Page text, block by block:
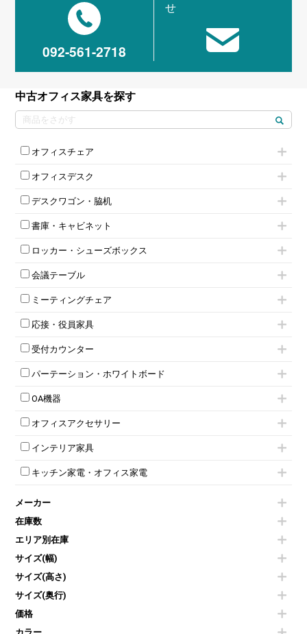
092-561-2718
せ
中古オフィス家具を探す
オフィスチェア
肘無しチェア
役員チェア
オフィスチェアその他
オフィスデスク
フリーアドレスデスク（ベンチデスク）
昇降デスク
両袖机
デスクワゴン・脇机
インワゴン2段
インワゴン3段
脇机
書庫・キャビネット
ハイキャビネット
ローキャビネット
両開きキャビネット
上下連結キャビネット
軽量ラック（スチールラック）
収納家具その他
両開書庫
ラテラル書庫
ロッカー・シューズボックス
1人用ロッカー
2人用ロッカー
3人用ロッカー
5人用ロッカー
8人用ロッカー
多人数ロッカー
ダイヤル錠ロッカー
ダイヤル錠ロッカー
ワードローブ・クローゼット
会議テーブル
スタッキングテーブル
ネスティングテーブル
カウンターテーブル
T字脚テーブル
会議テーブルW1200～
会議テーブルW1800～
平行スタックテーブル
会議テーブルその他
ミーティングチェア
キャスター付きミーティングチェア
スタッキングミーティングチェア
テーブル付きミーティングチェア
折りたたみミーティングチェア
ハイチェア
ミーティングチェアその他
応接・役員家具
応接セット
応接ソファ
応接チェア
応接・役員家具その他
受付カウンター
ローカウンター
ラウンジカウンター
パーテーション・ホワイトボード
パーテーション
自立タイプパーテーション
パーテーションその他
壁掛けホワイトボード
ホワイトボードその他
OA機器
電話機（ビジネスフォン）
シュレッダー
スクリーン
その他OA機器
オフィスアクセサリー
チェア用台車
演台・講演台・演説台
防音パネル
コートハンガー・ポールハンガー
傘立て
食器棚・キッチンキャビネット
カタログスタンド
オフィスアクセサリーその他
インテリア家具
モールドチェア
ダイニングチェア
カウンターテーブル
センターテーブル・サイドテーブル
ベンチ・スツール
ソファ
シェルフ
ダストボックス（ゴミ箱）
インテリア家具その他
キッチン家電・オフィス家電
冷蔵庫・洗濯機
空気清浄機・加湿器
液晶テレビ・モニター類
エアコン
掃除機
季節家電
メーカー
在庫数
エリア別在庫
サイズ(幅)
サイズ(高さ)
サイズ(奥行)
価格